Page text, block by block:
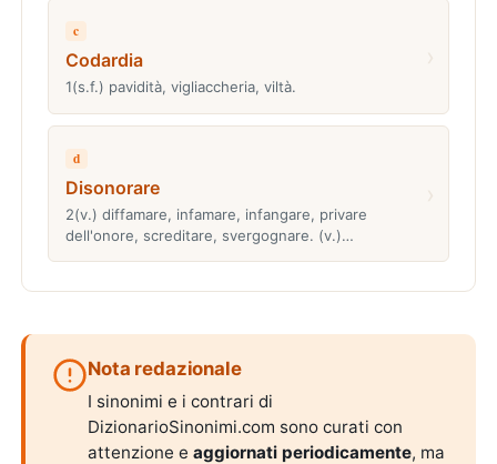
c
Codardia
1(s.f.) pavidità, vigliaccheria, viltà.
d
Disonorare
2(v.) diffamare, infamare, infangare, privare
dell'onore, screditare, svergognare. (v.)…
Nota redazionale
I sinonimi e i contrari di
DizionarioSinonimi.com sono curati con
attenzione eaggiornati periodicamente, ma